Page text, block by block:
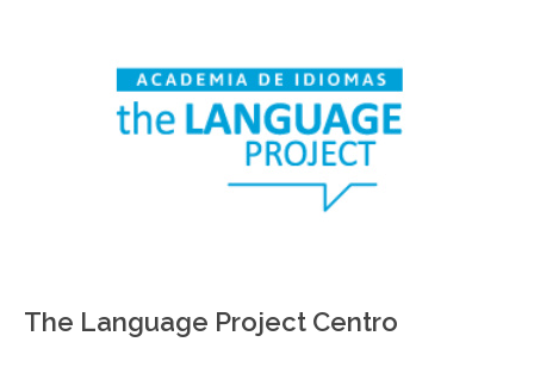
The Language Project Centro